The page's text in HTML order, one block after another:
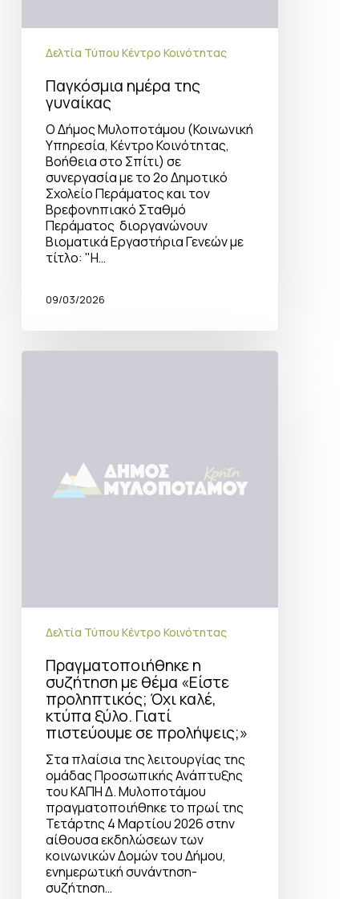
Δελτία Τύπου Κέντρο Κοινότητας
Παγκόσμια ημέρα της
γυναίκας
Ο Δήμος Μυλοποτάμου (Κοινωνική
Υπηρεσία, Κέντρο Κοινότητας,
Βοήθεια στο Σπίτι) σε
συνεργασία με το 2ο Δημοτικό
Σχολείο Περάματος και τον
Βρεφονηπιακό Σταθμό
Περάματος διοργανώνουν
Βιοματικά Εργαστήρια Γενεών με
τίτλο: "Η…
09/03/2026
Πραγματοποιήθηκε
κτύπα
Δελτία Τύπου Κέντρο Κοινότητας
Πραγματοποιήθηκε η
συζήτηση με θέμα «Είστε
προληπτικός; Όχι καλέ,
κτύπα ξύλο. Γιατί
πιστεύουμε σε προλήψεις;»
Στα πλαίσια της λειτουργίας της
ομάδας Προσωπικής Ανάπτυξης
του ΚΑΠΗ Δ. Μυλοποτάμου
πραγματοποιήθηκε το πρωί της
Τετάρτης 4 Μαρτίου 2026 στην
αίθουσα εκδηλώσεων των
κοινωνικών Δομών του Δήμου,
ενημερωτική συνάντηση-
συζήτηση…